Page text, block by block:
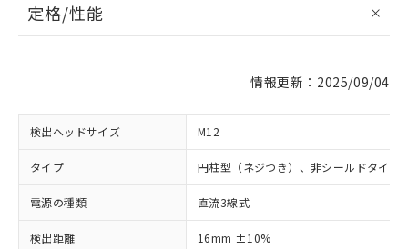
定格/性能
情報更新：2025/09/04
検出ヘッドサイズ M12
タイプ 円柱型（ネジつき）、非シールドタイプ
電源の種類 直流3線式
検出距離 16mm ±10%